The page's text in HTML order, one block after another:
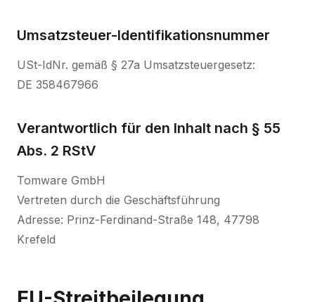
Umsatzsteuer-Identifikationsnummer
USt-IdNr. gemäß § 27a Umsatzsteuergesetz:
DE 358467966
Verantwortlich für den Inhalt nach § 55
Abs. 2 RStV
Tomware GmbH
Vertreten durch die Geschäftsführung
Adresse: Prinz-Ferdinand-Straße 148, 47798
Krefeld